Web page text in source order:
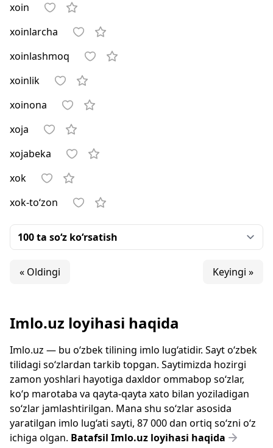
xoin
xoinlarcha
xoinlashmoq
xoinlik
xoinona
xoja
xojabeka
xok
xok-to‘zon
« Oldingi Keyingi »
Imlo.uz loyihasi haqida
Imlo.uz — bu o‘zbek tilining imlo lug‘atidir. Sayt o‘zbek
tilidagi so‘zlardan tarkib topgan. Saytimizda hozirgi
zamon yoshlari hayotiga daxldor ommabop so‘zlar,
ko‘p marotaba va qayta-qayta xato bilan yoziladigan
so‘zlar jamlashtirilgan. Mana shu so‘zlar asosida
yaratilgan imlo lug‘ati sayti, 87 000 dan ortiq so‘zni o‘z
ichiga olgan. Batafsil Imlo.uz loyihasi haqida